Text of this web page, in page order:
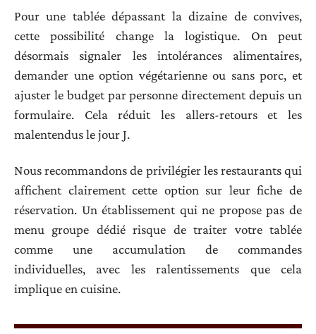
Pour une tablée dépassant la dizaine de convives,
cette possibilité change la logistique. On peut
désormais signaler les intolérances alimentaires,
demander une option végétarienne ou sans porc, et
ajuster le budget par personne directement depuis un
formulaire. Cela réduit les allers-retours et les
malentendus le jour J.
Nous recommandons de privilégier les restaurants qui
affichent clairement cette option sur leur fiche de
réservation. Un établissement qui ne propose pas de
menu groupe dédié risque de traiter votre tablée
comme une accumulation de commandes
individuelles, avec les ralentissements que cela
implique en cuisine.